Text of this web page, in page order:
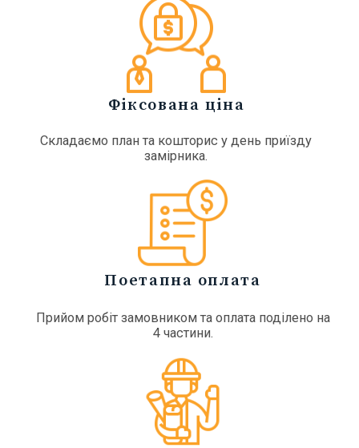
Фіксована ціна
Cкладаємо план та кошторис у день приїзду
замірника.
Поетапна оплата
Прийом робіт замовником та оплата поділено на
4 частини.